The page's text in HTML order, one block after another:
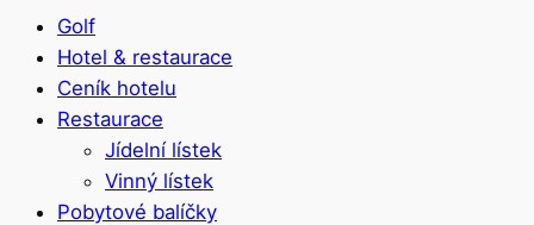
Golf
Hotel & restaurace
Ceník hotelu
Restaurace
Jídelní lístek
Vinný lístek
Pobytové balíčky